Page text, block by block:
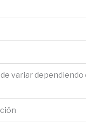
variar dependiendo